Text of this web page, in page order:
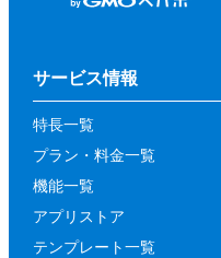
サービス情報
特長一覧
プラン・料金一覧
機能一覧
アプリストア
テンプレート一覧